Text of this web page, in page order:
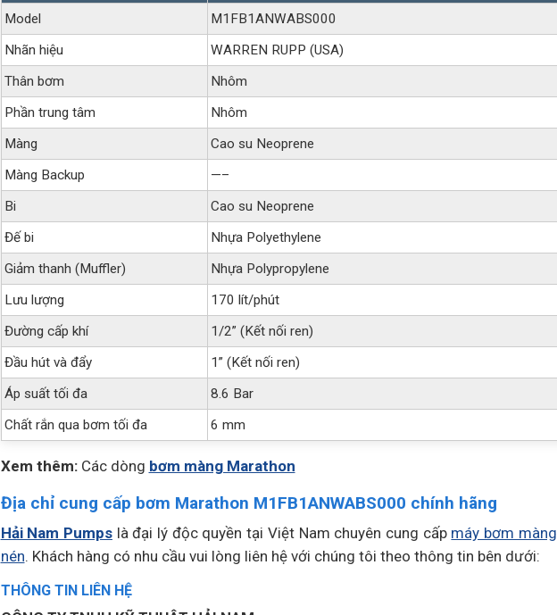
Model
M1FB1ANWABS000
Nhãn hiệu
WARREN RUPP (USA)
Thân bơm
Nhôm
Phần trung tâm
Nhôm
Màng
Cao su Neoprene
Màng Backup
—–
Bi
Cao su Neoprene
Đế bi
Nhựa Polyethylene
Giảm thanh (Muffler)
Nhựa Polypropylene
Lưu lượng
170 lít/phút
Đường cấp khí
1/2” (Kết nối ren)
Đầu hút và đẩy
1” (Kết nối ren)
Áp suất tối đa
8.6 Bar
Chất rắn qua bơm tối đa
6 mm
Xem thêm:Các dòng bơm màng Marathon
Địa chỉ cung cấp bơm Marathon M1FB1ANWABS000 chính hãng
Hải Nam Pumpslà đại lý độc quyền tại Việt Nam chuyên cung cấp máy bơm màng
nén. Khách hàng có nhu cầu vui lòng liên hệ với chúng tôi theo thông tin bên dưới:
THÔNG TIN LIÊN HỆ